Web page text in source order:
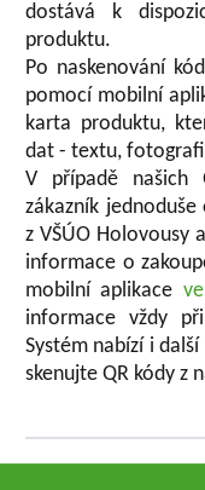
dostává k
produktu.
Po naskenování
pomocí mobilní
karta produktu,
dat - textu,
V případě našich
zákazník
z VŠÚO Holovousy
informace o
mobilní aplikace
informace vždy
Systém nabízí i
skenujte QR kódy z